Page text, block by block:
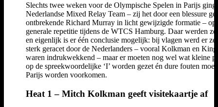
Slechts twee weken voor de Olympische Spelen in Parijs ging
Nederlandse Mixed Relay Team – zij het door een blessure
ontbrekende Richard Murray in licht gewijzigde formatie – op
generale repetitie tijdens de WTCS Hamburg. Daar werden ze
en eigenlijk is er één conclusie mogelijk: bij vlagen werd er
sterk geracet door de Nederlanders – vooral Kolkman en
waren indrukwekkend – maar er moeten nog wel wat kleine
op de spreekwoordelijke ‘I’ worden gezet én dure fouten
Parijs worden voorkomen.
Heat 1 – Mitch Kolkman geeft visitekaartje af